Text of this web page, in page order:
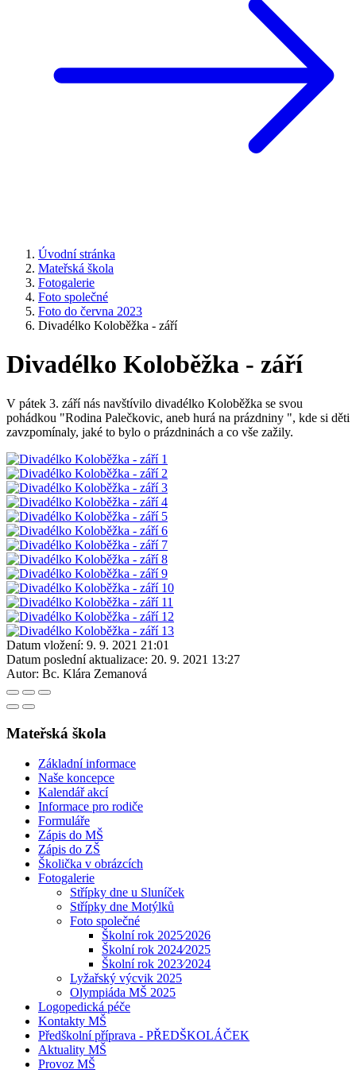
Úvodní stránka
Mateřská škola
Fotogalerie
Foto společné
Foto do června 2023
Divadélko Koloběžka - září
Divadélko Koloběžka - září
V pátek 3. září nás navštívilo divadélko Koloběžka se svou
pohádkou "Rodina Palečkovic, aneb hurá na prázdniny ", kde si děti
zavzpomínaly, jaké to bylo o prázdninách a co vše zažily.
Datum vložení: 9. 9. 2021 21:01
Datum poslední aktualizace: 20. 9. 2021 13:27
Autor: Bc. Klára Zemanová
Mateřská škola
Základní informace
Naše koncepce
Kalendář akcí
Informace pro rodiče
Formuláře
Zápis do MŠ
Zápis do ZŠ
Školička v obrázcích
Fotogalerie
Střípky dne u Sluníček
Střípky dne Motýlků
Foto společné
Školní rok 2025⁄2026
Školní rok 2024⁄2025
Školní rok 2023⁄2024
Lyžařský výcvik 2025
Olympiáda MŠ 2025
Logopedická péče
Kontakty MŠ
Předškolní příprava - PŘEDŠKOLÁČEK
Aktuality MŠ
Provoz MŠ